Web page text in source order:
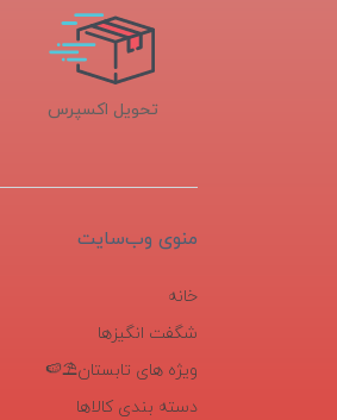
تحویل اکسپرس
منوی وب‌سایت
خانه
شگفت انگیزها
ویژه های تابستان⛱️🍉
دسته بندی کالاها